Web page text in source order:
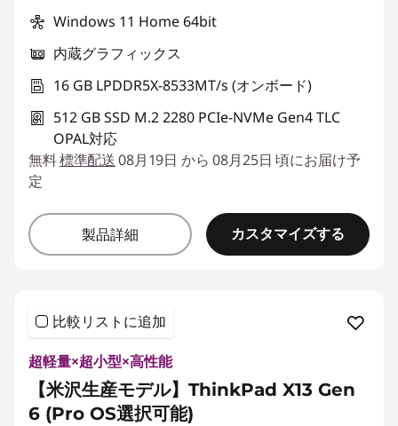
Windows 11 Home 64bit
内蔵グラフィックス
16 GB LPDDR5X-8533MT/s (オンボード)
512 GB SSD M.2 2280 PCIe-NVMe Gen4 TLC
OPAL対応
無料標準配送08月19日 から 08月25日 頃にお届け予
定
製品詳細 カスタマイズする
比較リストに追加
超軽量×超小型×高性能
【米沢生産モデル】ThinkPad X13 Gen
6 (Pro OS選択可能)